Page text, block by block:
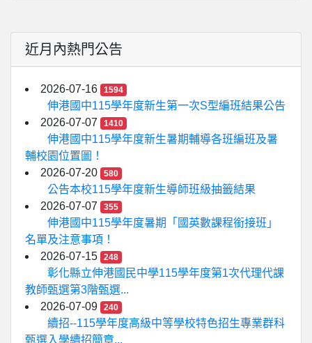
近月內熱門公告
2026-07-16 1594
伸港國中115學年度新生第一次S型編班結果公告
2026-07-07
1410
伸港國中115學年度新生暑期輔導各班編班及暑
輔校園位置圖！
2026-07-20
580
公告本校115學年度新生導師班級抽籤結果
2026-07-07
355
伸港國中115學年度暑期「國英數課程銜接班」
名單及注意事項！
2026-07-15
248
彰化縣立伸港國民中學115學年度第1次代理代課
教師甄選第3階甄選...
2026-07-09
240
續招--115學年度高級中等學校特色招生專業群科
甄選入學續招簡章...